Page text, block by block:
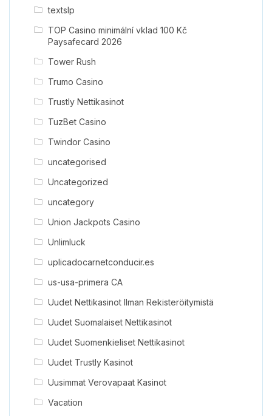
textslp
TOP Casino minimální vklad 100 Kč
Paysafecard 2026
Tower Rush
Trumo Casino
Trustly Nettikasinot
TuzBet Casino
Twindor Casino
uncategorised
Uncategorized
uncategory
Union Jackpots Casino
Unlimluck
uplicadocarnetconducir.es
us-usa-primera CA
Uudet Nettikasinot Ilman Rekisteröitymistä
Uudet Suomalaiset Nettikasinot
Uudet Suomenkieliset Nettikasinot
Uudet Trustly Kasinot
Uusimmat Verovapaat Kasinot
Vacation